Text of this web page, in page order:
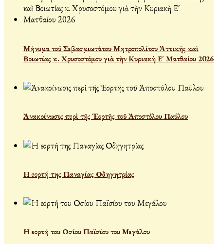
Μήνυμα τοῦ Σεβασμιωτάτου Μητροπολίτου Ἀττικῆς καὶ
Βοιωτίας κ. Χρυσοστόμου γιὰ τὴν Κυριακὴ Ε´ Ματθαίου 2026
Ἀνακοίνωσις περὶ τῆς Ἑορτῆς τοῦ Ἀποστόλου Παύλου
Η εορτή της Παναγίας Οδηγητρίας
Η εορτή του Οσίου Παϊσίου του Μεγάλου